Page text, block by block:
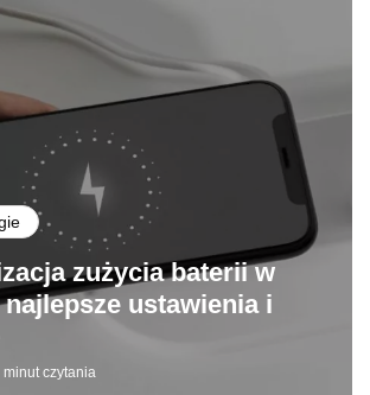
zużycia baterii w
ustawienia i
minut czytania